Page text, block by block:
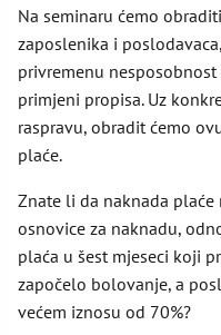
Na seminaru ćemo
zaposlenika i
privremenu
primjeni propisa. Uz
raspravu, obradit ćemo
plaće.
Znate li da naknada
osnovice za naknadu,
plaća u šest mjeseci koji
započelo bolovanje, a
većem iznosu od 70%?